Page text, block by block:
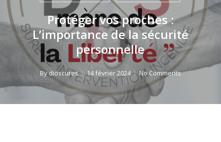
Protéger vos proches :
L’importance de la sécurité
personnelle
Bydioscures 14 février 2024 No Comments